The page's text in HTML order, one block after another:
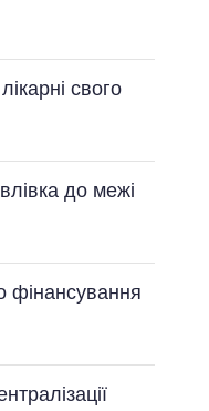
свого
до межі
фінансування
магістратуру та